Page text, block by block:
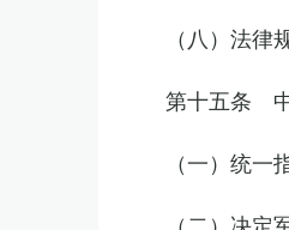
（八）法律
第十五条 中
（一）统一